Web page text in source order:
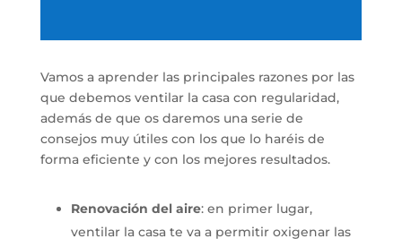
Vamos a aprender las principales razones por las
que debemos ventilar la casa con regularidad,
además de que os daremos una serie de
consejos muy útiles con los que lo haréis de
forma eficiente y con los mejores resultados.
Renovación del aire: en primer lugar,
ventilar la casa te va a permitir oxigenar las